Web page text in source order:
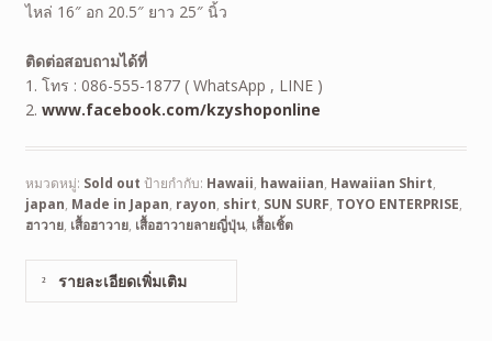
ไหล่ 16″ อก 20.5″ ยาว 25″ นิ้ว
ติดต่อสอบถามได้ที่
1. โทร : 086-555-1877 ( WhatsApp , LINE )
2. www.facebook.com/kzyshoponline
หมวดหมู่: Sold out ป้ายกำกับ: Hawaii, hawaiian, Hawaiian Shirt,
japan, Made in Japan, rayon, shirt, SUN SURF, TOYO ENTERPRISE,
ฮาวาย, เสื้อฮาวาย, เสื้อฮาวายลายญี่ปุ่น, เสื้อเชิ้ต
รายละเอียดเพิ่มเติม